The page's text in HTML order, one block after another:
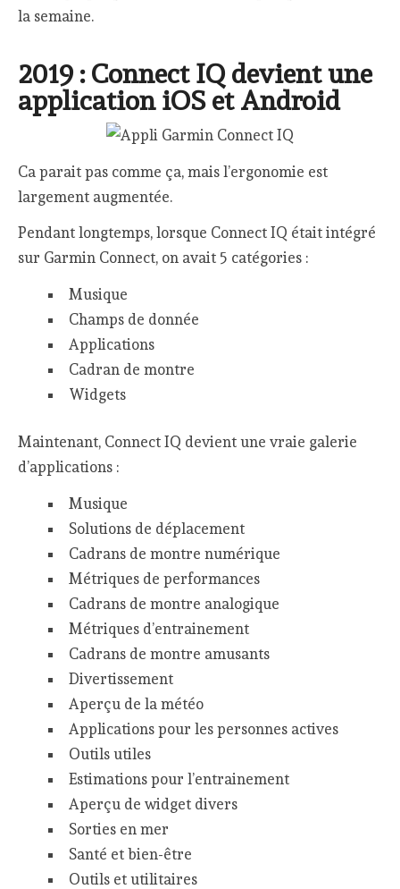
la semaine.
2019 : Connect IQ devient une
application iOS et Android
Ca parait pas comme ça, mais l’ergonomie est
largement augmentée.
Pendant longtemps, lorsque Connect IQ était intégré
sur Garmin Connect, on avait 5 catégories :
Musique
Champs de donnée
Applications
Cadran de montre
Widgets
Maintenant, Connect IQ devient une vraie galerie
d’applications :
Musique
Solutions de déplacement
Cadrans de montre numérique
Métriques de performances
Cadrans de montre analogique
Métriques d’entrainement
Cadrans de montre amusants
Divertissement
Aperçu de la météo
Applications pour les personnes actives
Outils utiles
Estimations pour l’entrainement
Aperçu de widget divers
Sorties en mer
Santé et bien-être
Outils et utilitaires